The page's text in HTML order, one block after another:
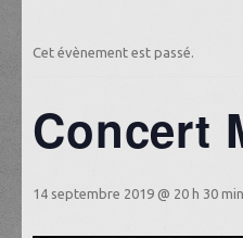
Cet évènement est passé.
Concert
14 septembre 2019 @ 20 h 30 min